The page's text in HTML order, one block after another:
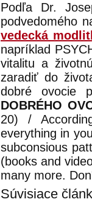
Podľa Dr.
podvedomého
vedecká
napríklad
vitalitu a
zaradiť do
dobré ovocie
DOBRÉHO
20) /
everything in
subconsious
(books and
many more.
Súvisiace